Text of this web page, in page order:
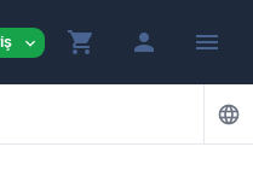
expand_more shopping_cart person menu
language